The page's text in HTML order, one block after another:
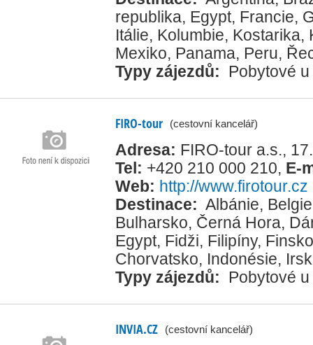
republika, Egypt, Francie,
Itálie, Kolumbie, Kostarika,
Mexiko, Panama, Peru,
Typy zájezdů:
Pobytové
FIRO-tour (cestovní kancelář)
Adresa: FIRO-tour a.s.,
Tel: +420 210 000 210, E-
Web: http://www.firotour.cz
Destinace: Albánie, Belgie
Bulharsko, Černá Hora,
Egypt, Fidži, Filipíny, Finsko
Chorvatsko, Indonésie,
Typy zájezdů:
Pobytové
INVIA.CZ (cestovní kancelář)